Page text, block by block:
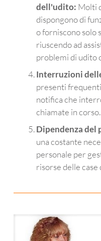
dell'udito: Molti
dispongono di
o forniscono solo
riuscendo ad
problemi di udito
Interruzioni
presenti
notifica che
chiamate in corso.
Dipendenza del
una costante
personale per
risorse delle case